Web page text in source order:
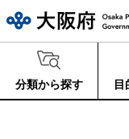
分類から探す 目